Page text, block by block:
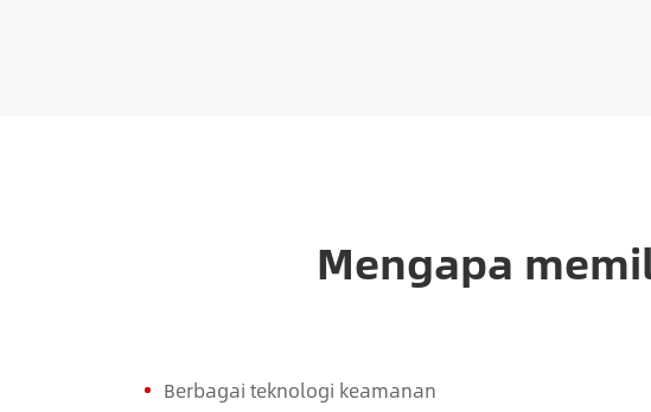
Mengapa
Berbagai teknologi keamanan